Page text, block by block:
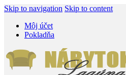
Skip to navigation Skip to content
Môj účet
Pokladňa